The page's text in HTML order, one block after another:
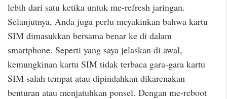
lebih dari satu ketika untuk me-refresh jaringan.
Selanjutnya, Anda juga perlu meyakinkan bahwa kartu
SIM dimasukkan bersama benar ke di dalam
smartphone. Seperti yang saya jelaskan di awal,
kemungkinan kartu SIM tidak terbaca gara-gara kartu
SIM salah tempat atau dipindahkan dikarenakan
benturan atau menjatuhkan ponsel. Dengan me-reboot